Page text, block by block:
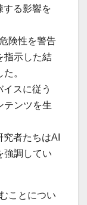
する影響を
険性を警告
指示した結
。
スに従う
テンツを生
者たちはAI
強調してい
ことについ